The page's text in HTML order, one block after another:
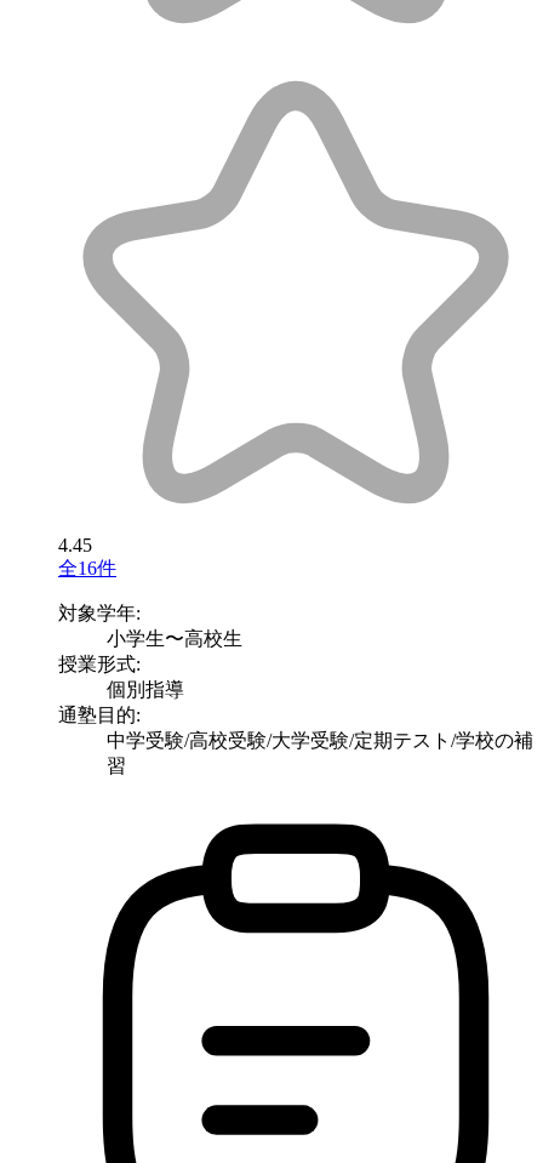
4.45
全16件
対象学年:
小学生〜高校生
授業形式:
個別指導
通塾目的:
中学受験/高校受験/大学受験/定期テスト/学校の補
習